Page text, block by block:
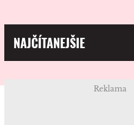
NAJČÍTANEJŠIE
Reklama